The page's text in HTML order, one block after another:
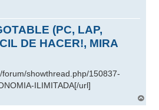
(PC, LAP,
DE HACER!, MIRA
forum/showthread.php/150837-
ILIMITADA[/url]
r